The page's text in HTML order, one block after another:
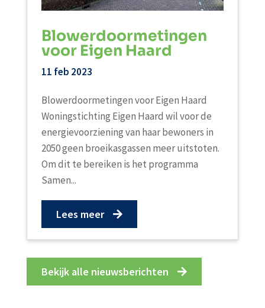
Blowerdoormetingen
voor Eigen Haard
11 feb 2023
Blowerdoormetingen voor Eigen Haard
Woningstichting Eigen Haard wil voor de
energievoorziening van haar bewoners in
2050 geen broeikasgassen meer uitstoten.
Om dit te bereiken is het programma
Samen...
Lees meer
Bekijk alle nieuwsberichten